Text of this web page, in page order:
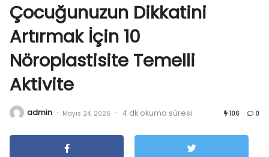
Çocuğunuzun Dikkatini
Artırmak İçin 10
Nöroplastisite Temelli
Aktivite
admin - Mayıs 24, 2026 - 4 dk okuma süresi 106 0